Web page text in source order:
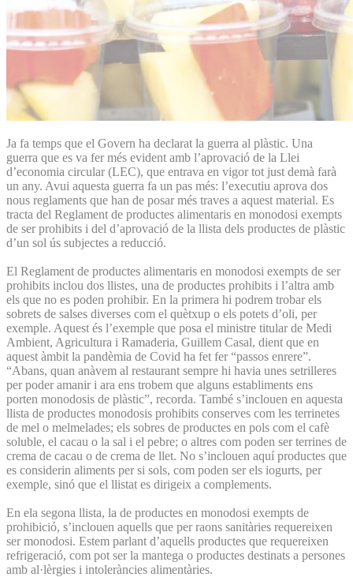
Ja fa temps que el Govern ha declarat la guerra al plàstic. Una
guerra que es va fer més evident amb l’aprovació de la Llei
d’economia circular (LEC), que entrava en vigor tot just demà farà
un any. Avui aquesta guerra fa un pas més: l’executiu aprova dos
nous reglaments que han de posar més traves a aquest material. Es
tracta del Reglament de productes alimentaris en monodosi exempts
de ser prohibits i del d’aprovació de la llista dels productes de plàstic
d’un sol ús subjectes a reducció.
El Reglament de productes alimentaris en monodosi exempts de ser
prohibits inclou dos llistes, una de productes prohibits i l’altra amb
els que no es poden prohibir. En la primera hi podrem trobar els
sobrets de salses diverses com el quètxup o els potets d’oli, per
exemple. Aquest és l’exemple que posa el ministre titular de Medi
Ambient, Agricultura i Ramaderia, Guillem Casal, dient que en
aquest àmbit la pandèmia de Covid ha fet fer “passos enrere”.
“Abans, quan anàvem al restaurant sempre hi havia unes setrilleres
per poder amanir i ara ens trobem que alguns establiments ens
porten monodosis de plàstic”, recorda. També s’inclouen en aquesta
llista de productes monodosis prohibits conserves com les terrinetes
de mel o melmelades; els sobres de productes en pols com el cafè
soluble, el cacau o la sal i el pebre; o altres com poden ser terrines de
crema de cacau o de crema de llet. No s’inclouen aquí productes que
es considerin aliments per si sols, com poden ser els iogurts, per
exemple, sinó que el llistat es dirigeix a complements.
En ela segona llista, la de productes en monodosi exempts de
prohibició, s’inclouen aquells que per raons sanitàries requereixen
ser monodosi. Estem parlant d’aquells productes que requereixen
refrigeració, com pot ser la mantega o productes destinats a persones
amb al·lèrgies i intoleràncies alimentàries.